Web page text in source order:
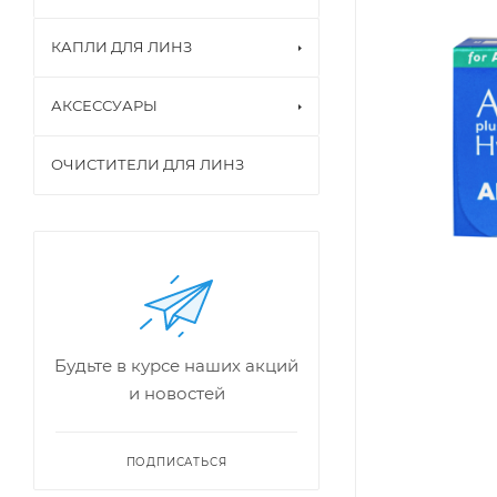
КАПЛИ ДЛЯ ЛИНЗ
АКСЕССУАРЫ
ОЧИСТИТЕЛИ ДЛЯ ЛИНЗ
Будьте в курсе наших акций
и новостей
ПОДПИСАТЬСЯ